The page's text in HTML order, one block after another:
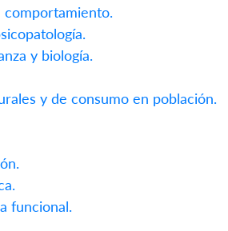
y biología.
y de consumo en población.
funcional.